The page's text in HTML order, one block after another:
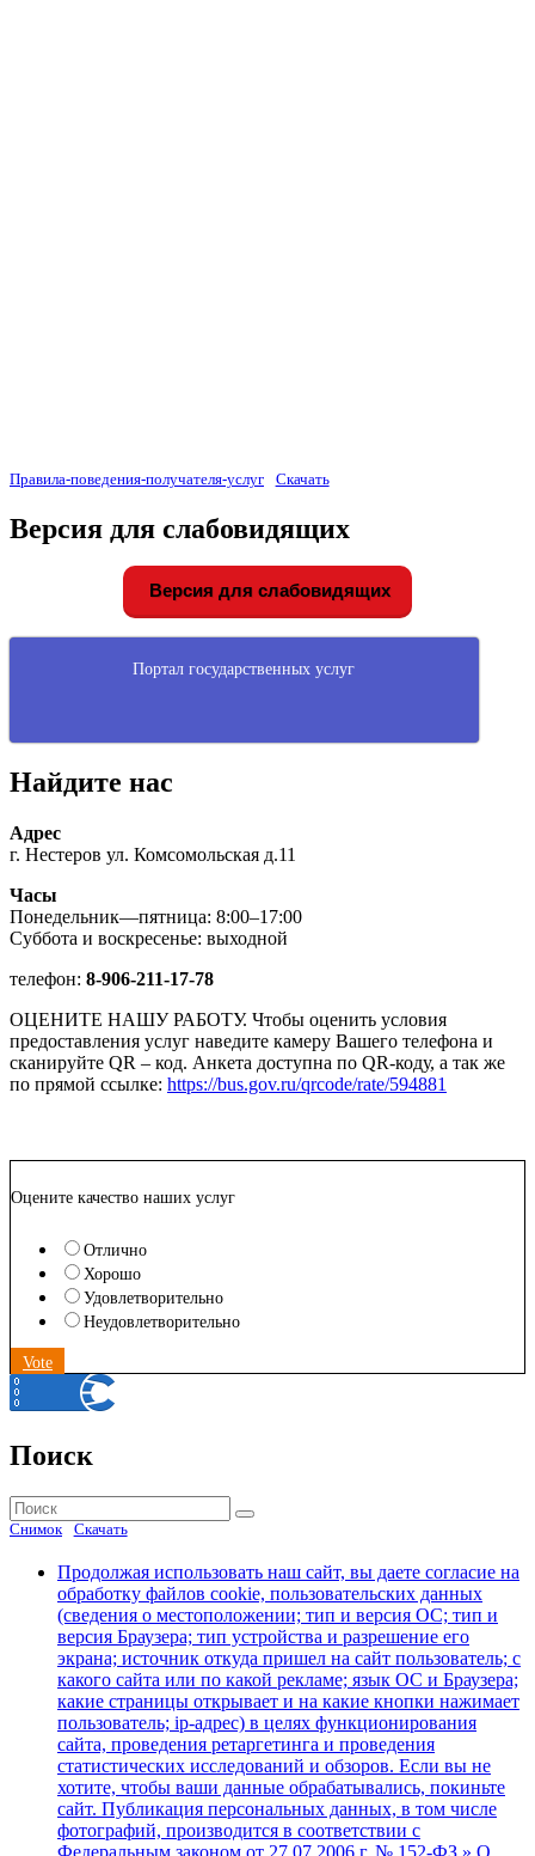
Правила-поведения-получателя-услуг Скачать
Версия для слабовидящих
Версия для слабовидящих
Портал государственных услуг
Найдите нас
Адрес
г. Нестеров ул. Комсомольская д.11
Часы
Понедельник—пятница: 8:00–17:00
Суббота и воскресенье: выходной
телефон: 8-906-211-17-78
ОЦЕНИТЕ НАШУ РАБОТУ. Чтобы оценить условия
предоставления услуг наведите камеру Вашего телефона и
сканируйте QR – код. Анкета доступна по QR-коду, а так же
по прямой ссылке: https://bus.gov.ru/qrcode/rate/594881
Оцените качество наших услуг
Отлично
Хорошо
Удовлетворительно
Неудовлетворительно
Vote
Поиск
Найти:
Поиск
Снимок Скачать
Продолжая использовать наш сайт, вы даете согласие на
обработку файлов cookie, пользовательских данных
(сведения о местоположении; тип и версия ОС; тип и
версия Браузера; тип устройства и разрешение его
экрана; источник откуда пришел на сайт пользователь; с
какого сайта или по какой рекламе; язык ОС и Браузера;
какие страницы открывает и на какие кнопки нажимает
пользователь; ip-адрес) в целях функционирования
сайта, проведения ретаргетинга и проведения
статистических исследований и обзоров. Если вы не
хотите, чтобы ваши данные обрабатывались, покиньте
сайт. Публикация персональных данных, в том числе
фотографий, производится в соответствии с
Федеральным законом от 27.07.2006 г. № 152-ФЗ » О